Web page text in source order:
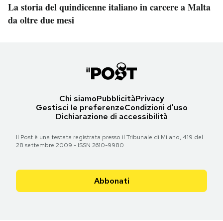
La storia del quindicenne italiano in carcere a Malta
da oltre due mesi
Chi siamoPubblicitàPrivacy
Gestisci le preferenzeCondizioni d'uso
Dichiarazione di accessibilità
Il Post è una testata registrata presso il Tribunale di Milano, 419 del
28 settembre 2009 - ISSN 2610-9980
Abbonati